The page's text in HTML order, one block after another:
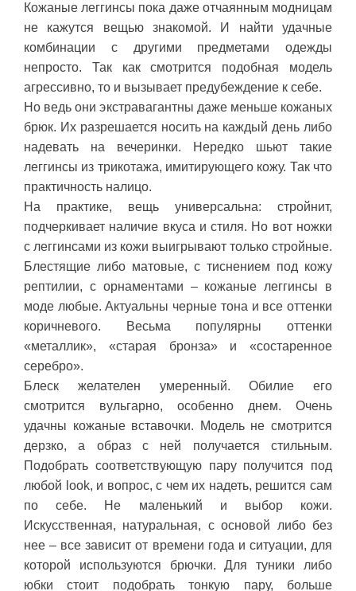
Кожаные леггинсы пока даже отчаянным модницам
не кажутся вещью знакомой. И найти удачные
комбинации с другими предметами одежды
непросто. Так как смотрится подобная модель
агрессивно, то и вызывает предубеждение к себе.
Но ведь они экстравагантны даже меньше кожаных
брюк. Их разрешается носить на каждый день либо
надевать на вечеринки. Нередко шьют такие
леггинсы из трикотажа, имитирующего кожу. Так что
практичность налицо.
На практике, вещь универсальна: стройнит,
подчеркивает наличие вкуса и стиля. Но вот ножки
с леггинсами из кожи выигрывают только стройные.
Блестящие либо матовые, с тиснением под кожу
рептилии, с орнаментами – кожаные леггинсы в
моде любые. Актуальны черные тона и все оттенки
коричневого. Весьма популярны оттенки
«металлик», «старая бронза» и «состаренное
серебро».
Блеск желателен умеренный. Обилие его
смотрится вульгарно, особенно днем. Очень
удачны кожаные вставочки. Модель не смотрится
дерзко, а образ с ней получается стильным.
Подобрать соответствующую пару получится под
любой look, и вопрос, с чем их надеть, решится сам
по себе. Не маленький и выбор кожи.
Искусственная, натуральная, с основой либо без
нее – все зависит от времени года и ситуации, для
которой используются брючки. Для туники либо
юбки стоит подобрать тонкую пару, больше